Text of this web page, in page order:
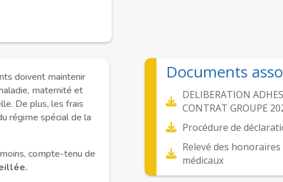
doivent maintenir
maternité et
De plus, les frais
régime spécial de la
compte-tenu de
Documents
DELIBERATION
CONTRAT GROUPE
Procédure de
Relevé des honoraires
médicaux